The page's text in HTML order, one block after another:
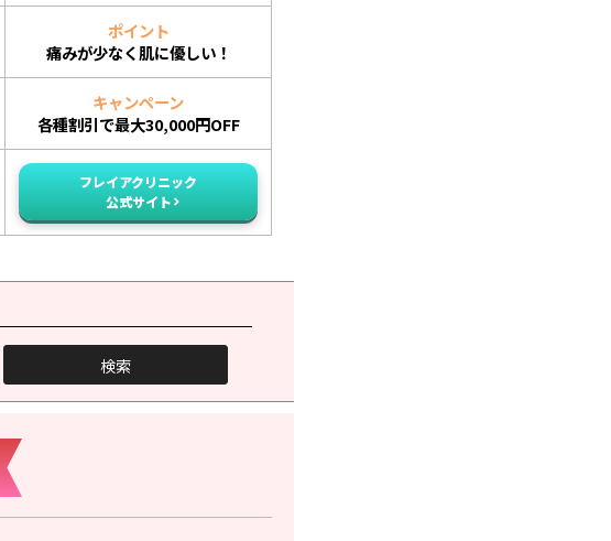
ポイント
痛みが少なく肌に優しい！
キャンペーン
各種割引で最大30,000円OFF
フレイアクリニック
公式サイト